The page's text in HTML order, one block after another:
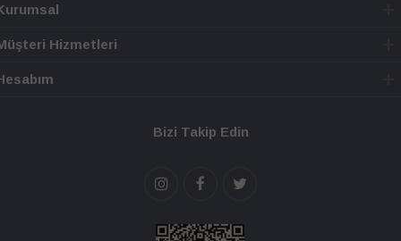
Hizmetleri
Bizi Takip Edin